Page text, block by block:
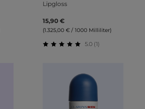
Lipgloss
15,90 €
(1.325,00 € / 1000 Milliliter)
5.0 (1)